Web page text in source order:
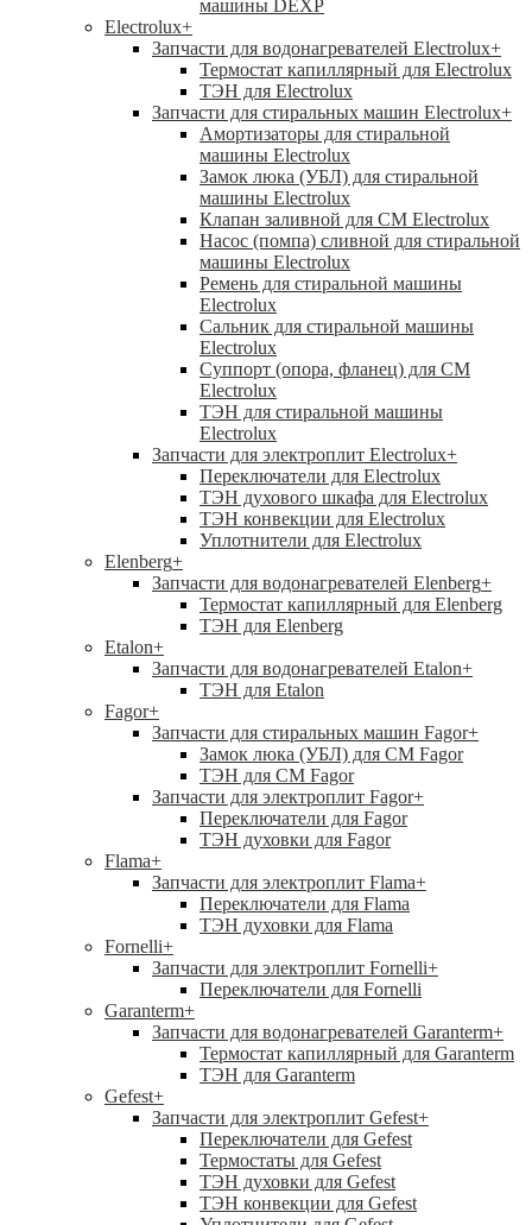
машины DEXP
Electrolux+
Запчасти для водонагревателей Electrolux+
Термостат капиллярный для Electrolux
ТЭН для Electrolux
Запчасти для стиральных машин Electrolux+
Амортизаторы для стиральной
машины Electrolux
Замок люка (УБЛ) для стиральной
машины Electrolux
Клапан заливной для СМ Electrolux
Насос (помпа) сливной для стиральной
машины Electrolux
Ремень для стиральной машины
Electrolux
Сальник для стиральной машины
Electrolux
Суппорт (опора, фланец) для СМ
Electrolux
ТЭН для стиральной машины
Electrolux
Запчасти для электроплит Electrolux+
Переключатели для Electrolux
ТЭН духового шкафа для Electrolux
ТЭН конвекции для Electrolux
Уплотнители для Electrolux
Elenberg+
Запчасти для водонагревателей Elenberg+
Термостат капиллярный для Elenberg
ТЭН для Elenberg
Etalon+
Запчасти для водонагревателей Etalon+
ТЭН для Etalon
Fagor+
Запчасти для стиральных машин Fagor+
Замок люка (УБЛ) для СМ Fagor
ТЭН для СМ Fagor
Запчасти для электроплит Fagor+
Переключатели для Fagor
ТЭН духовки для Fagor
Flama+
Запчасти для электроплит Flama+
Переключатели для Flama
ТЭН духовки для Flama
Fornelli+
Запчасти для электроплит Fornelli+
Переключатели для Fornelli
Garanterm+
Запчасти для водонагревателей Garanterm+
Термостат капиллярный для Garanterm
ТЭН для Garanterm
Gefest+
Запчасти для электроплит Gefest+
Переключатели для Gefest
Термостаты для Gefest
ТЭН духовки для Gefest
ТЭН конвекции для Gefest